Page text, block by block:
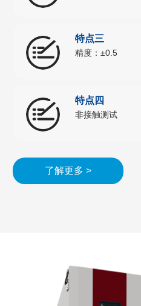
特点三
精度：±0.5
特点四
非接触测试
了解更多 >